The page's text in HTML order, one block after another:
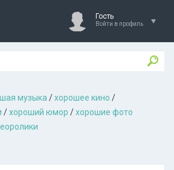
Гость
Войти в профиль
музыкa /хорошее кино /
/хороший юмор /хорошие фото